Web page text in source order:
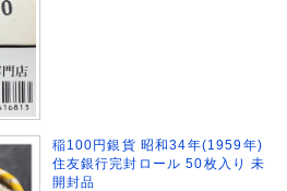
稲100円銀貨 昭和34年(1959年)
住友銀行完封ロール 50枚入り 未
開封品